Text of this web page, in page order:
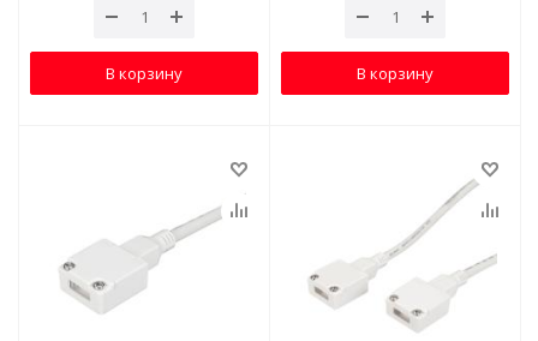
В корзину В корзину